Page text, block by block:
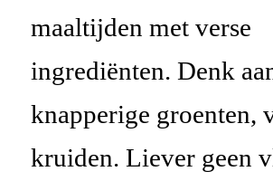
maaltijden met verse
ingrediënten. Denk
knapperige groenten,
kruiden. Liever geen